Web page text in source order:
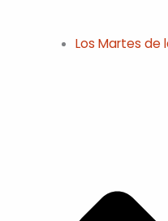
Los Martes de